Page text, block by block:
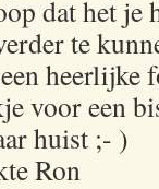
dat het je
te
heerlijke
voor een
huist ;- )
Ron